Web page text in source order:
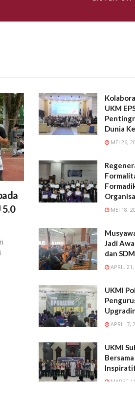
5.0
UKM
Dunia
MEI 26,
MEI 18,
Jadi
dan
APRIL
UKMI
APRIL 7,
UKMI
MARET